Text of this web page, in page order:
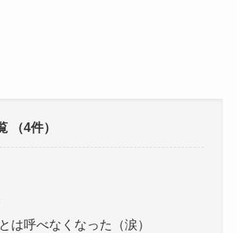
（4件）
は呼べなくなった（涙）